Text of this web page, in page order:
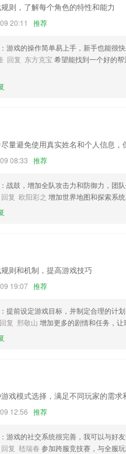
的动态，方便用户时刻掌握；
我删除的好友名单
服务的特色，让你针对最全的管理服
面，体验更多启蒙阅读
件优势
以让用户在线的对于课程表的相
软件使用体验
非常的齐全，而且还能推荐一些书籍
术朋友圈,一个属于美术圈真正的沟
况，还是教师反馈，图文并茂灵活定
岁）：利用具体图形和启发式语言
新了什么?
设置
】负库存控制失败问题解决
视频；
修复了一些bug
品进行优化修改。
则，了解每个角色的特性和能力
20:11 推荐
：游戏的操作简单易上手，新手也能很
回复 东方克宝 希望能找到一个好的
量避免使用真实姓名和个人信息，
08:33 推荐
：战鼓，增加全队攻击力和防御力，团
复 欧阳彩之 增加世界地图和探索系
则和机制，提高游戏技巧
19:07 推荐
：提前设定游戏目标，并制定合理的计
复 邢敬山 增加更多的剧情和任务，让
戏模式选择，满足不同玩家的需求
12:56 推荐
：游戏的社交系统很完善，我可以与好
复 嵇瑞春 参加跨服竞技赛，与全服